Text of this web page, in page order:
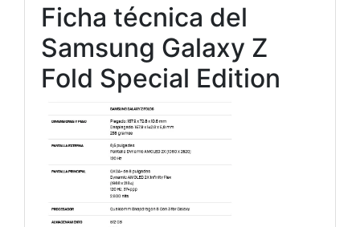
Ficha técnica del
Samsung Galaxy Z
Fold Special Edition